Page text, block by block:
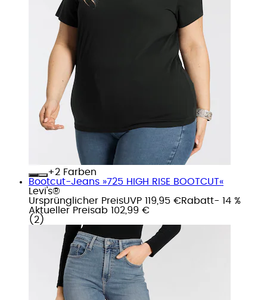
+
Farben
Bootcut-Jeans »725 HIGH RISE BOOTCUT«
Levi's®
Ursprünglicher PreisUVP 119,95 €Rabatt- 14 %
Aktueller Preisab 102,99 €
( 2 )